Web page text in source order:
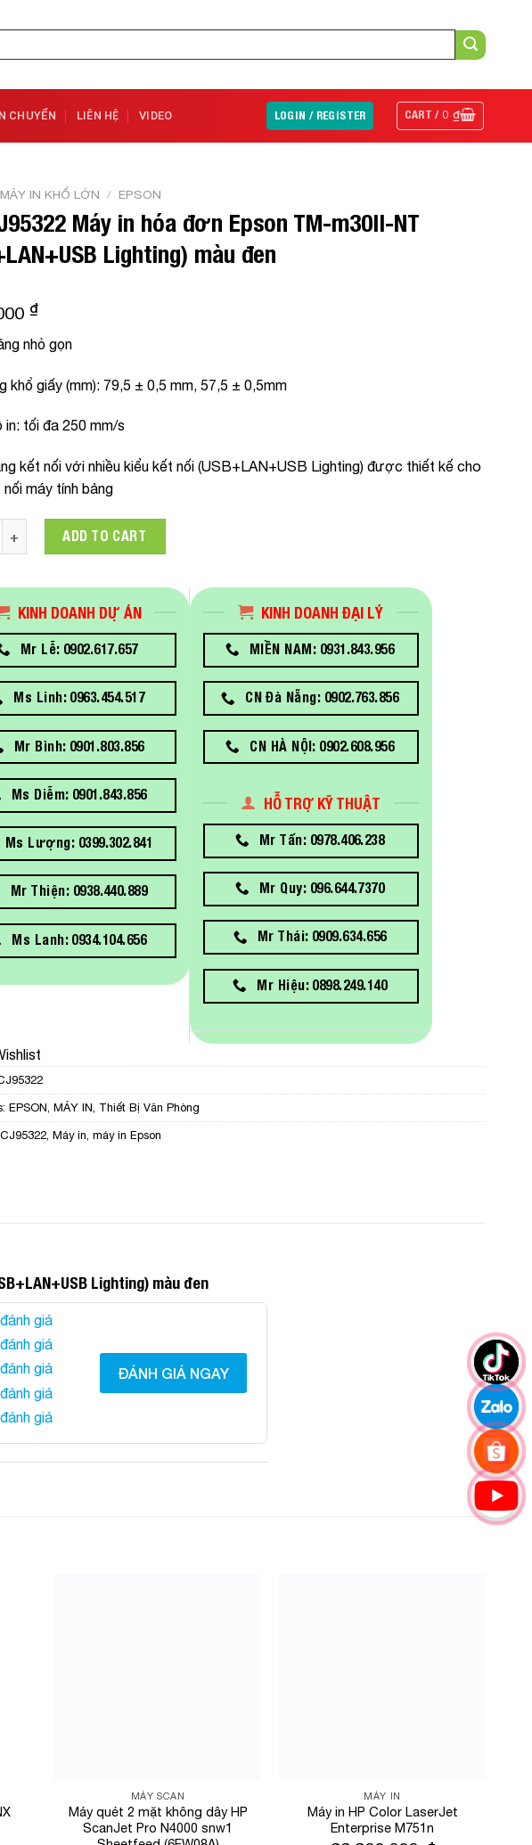
CHUYỂN LIÊN HỆ VIDEO LOGIN / REGISTER CART /0₫
MÁY IN KHỔ LỚN / EPSON
Máy in hóa đơn Epson TM-m30II-NT
Lighting) màu đen
₫
nhỏ gọn
khổ giấy (mm): 79,5 ± 0,5 mm, 57,5 ± 0,5mm
in: tối đa 250 mm/s
kết nối với nhiều kiểu kết nối (USB+LAN+USB Lighting) được thiết kế cho
máy tính bảng
Máy in hóa đơn Epson TM-m30II-NT (USB+LAN+USB Lighting) màu đen quantity
ADD TO CART
KINH DOANH DỰ ÁN
Mr Lễ: 0902.617.657
Ms Linh: 0963.454.517
Mr Bình: 0901.803.856
Ms Diễm: 0901.843.856
Ms Lượng: 0399.302.841
Mr Thiện: 0938.440.889
Ms Lanh: 0934.104.656
KINH DOANH ĐẠI LÝ
MIỀN NAM: 0931.843.956
CN Đà Nẵng: 0902.763.856
CN HÀ NỘI: 0902.608.956
HỖ TRỢ KỸ THUẬT
Mr Tấn: 0978.406.238
Mr Quy: 096.644.7370
Mr Thái: 0909.634.656
Mr Hiệu: 0898.249.140
EPSON, MÁY IN, Thiết Bị Văn Phòng
, Máy in, máy in Epson
Lighting) màu đen
đánh giá
đánh giá
đánh giá
đánh giá
đánh giá
ĐÁNH GIÁ NGAY
MÁY SCAN
Máy quét 2 mặt không dây HP
ScanJet Pro N4000 snw1
MÁY IN
Máy in HP Color LaserJet
Enterprise M751n